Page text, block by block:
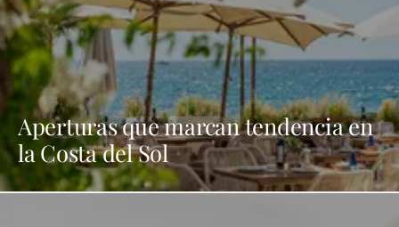
Aperturas que marcan tendencia en
la Costa del Sol